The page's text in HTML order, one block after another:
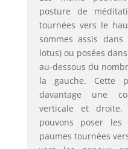
posture de
tournées vers le
sommes assis
lotus) ou posées
au-dessous du
la gauche. Cette
davantage une
verticale et droite.
pouvons poser
paumes tournées